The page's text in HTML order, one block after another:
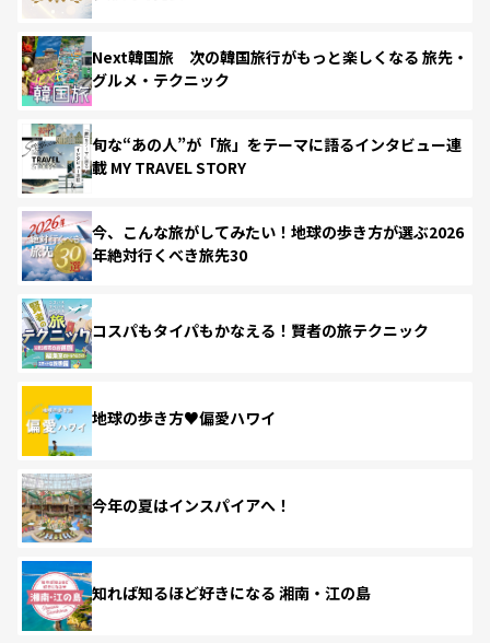
Next韓国旅 次の韓国旅行がもっと楽しくなる 旅先・
グルメ・テクニック
旬な“あの人”が「旅」をテーマに語るインタビュー連
載 MY TRAVEL STORY
今、こんな旅がしてみたい！地球の歩き方が選ぶ2026
年絶対行くべき旅先30
コスパもタイパもかなえる！賢者の旅テクニック
地球の歩き方♥偏愛ハワイ
今年の夏はインスパイアへ！
知れば知るほど好きになる 湘南・江の島